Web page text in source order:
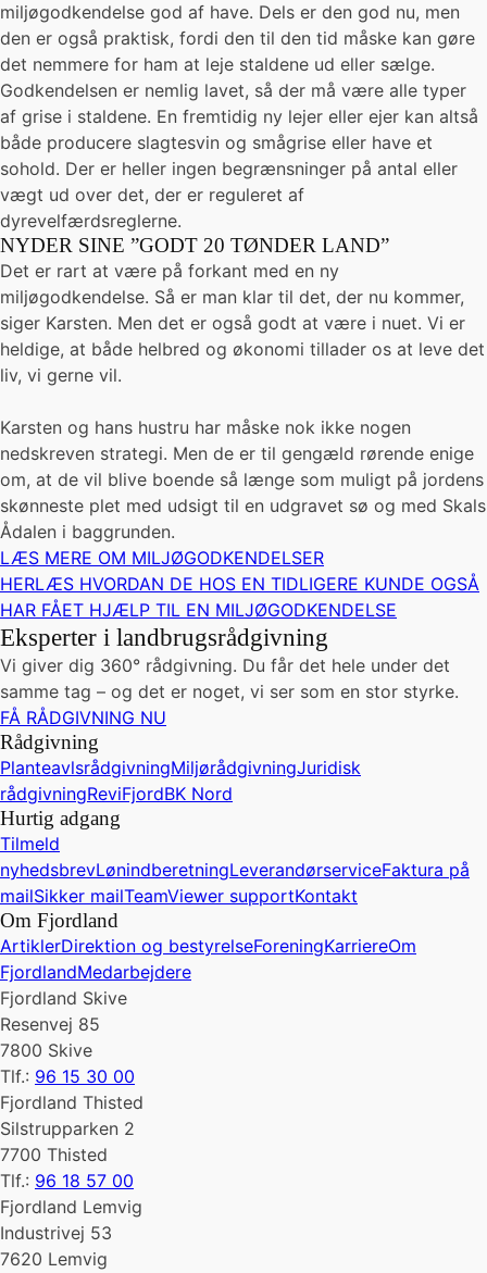
miljøgodkendelse god af have. Dels er den god nu, men
den er også praktisk, fordi den til den tid måske kan gøre
det nemmere for ham at leje staldene ud eller sælge.
Godkendelsen er nemlig lavet, så der må være alle typer
af grise i staldene. En fremtidig ny lejer eller ejer kan altså
både producere slagtesvin og smågrise eller have et
sohold. Der er heller ingen begrænsninger på antal eller
vægt ud over det, der er reguleret af
dyrevelfærdsreglerne.
NYDER SINE ”GODT 20 TØNDER LAND”
Det er rart at være på forkant med en ny
miljøgodkendelse. Så er man klar til det, der nu kommer,
siger Karsten. Men det er også godt at være i nuet. Vi er
heldige, at både helbred og økonomi tillader os at leve det
liv, vi gerne vil.
Karsten og hans hustru har måske nok ikke nogen
nedskreven strategi. Men de er til gengæld rørende enige
om, at de vil blive boende så længe som muligt på jordens
skønneste plet med udsigt til en udgravet sø og med Skals
Ådalen i baggrunden.
LÆS MERE OM MILJØGODKENDELSER
HERLÆS HVORDAN DE HOS EN TIDLIGERE KUNDE OGSÅ
HAR FÅET HJÆLP TIL EN MILJØGODKENDELSE
Eksperter i landbrugsrådgivning
Vi giver dig 360° rådgivning. Du får det hele under det
samme tag – og det er noget, vi ser som en stor styrke.
FÅ RÅDGIVNING NU
Rådgivning
PlanteavlsrådgivningMiljørådgivningJuridisk
rådgivningReviFjordBK Nord
Hurtig adgang
Tilmeld
nyhedsbrevLønindberetningLeverandørserviceFaktura på
mailSikker mailTeamViewer supportKontakt
Om Fjordland
ArtiklerDirektion og bestyrelseForeningKarriereOm
FjordlandMedarbejdere
Fjordland Skive
Resenvej 85
7800 Skive
Tlf.: 96 15 30 00
Fjordland Thisted
Silstrupparken 2
7700 Thisted
Tlf.: 96 18 57 00
Fjordland Lemvig
Industrivej 53
7620 Lemvig